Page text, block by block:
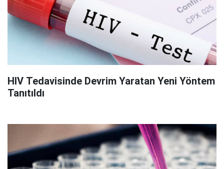
HIV Tedavisinde Devrim Yaratan Yeni Yöntem
Tanıtıldı